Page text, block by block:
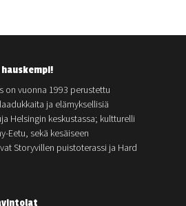
on vuonna 1993 perustettu
ja elämyksellisiä
Helsingin keskustassa; kultturelli
Eetu, sekä kesäiseen
Storyvillen puistoterassi ja Hard